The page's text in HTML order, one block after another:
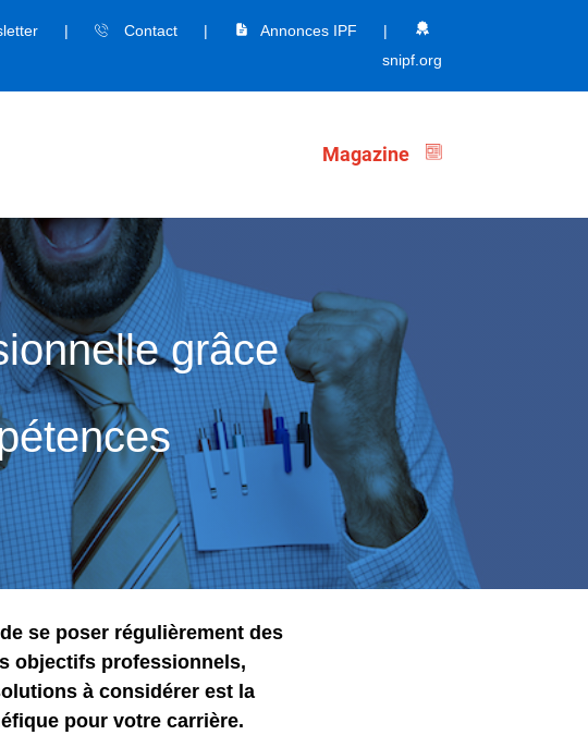
| Contact | Annonces IPF
|
snipf.org
Magazine
grâce
se poser régulièrement des
objectifs professionnels,
à considérer est la
pour votre carrière.